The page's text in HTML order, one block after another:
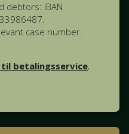
debtors: IBAN
case number.
betalingsservice.